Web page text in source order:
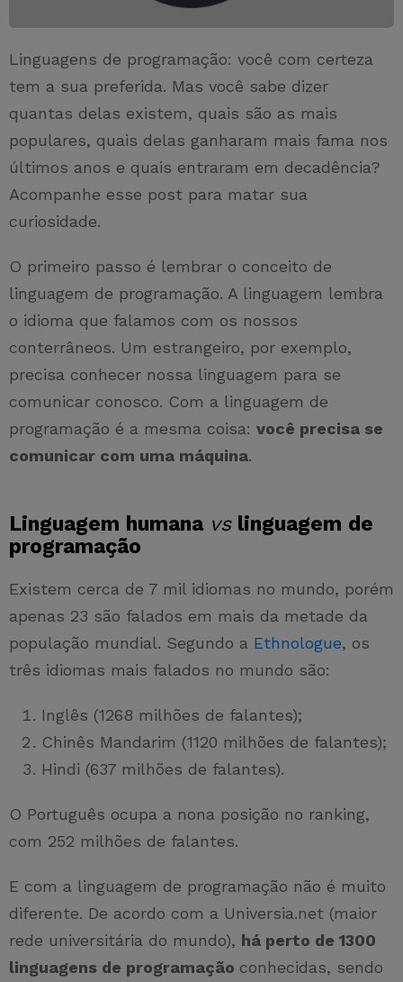
Linguagens de programação: você com certeza
tem a sua preferida. Mas você sabe dizer
quantas delas existem, quais são as mais
populares, quais delas ganharam mais fama nos
últimos anos e quais entraram em decadência?
Acompanhe esse post para matar sua
curiosidade.
O primeiro passo é lembrar o conceito de
linguagem de programação. A linguagem lembra
o idioma que falamos com os nossos
conterrâneos. Um estrangeiro, por exemplo,
precisa conhecer nossa linguagem para se
comunicar conosco. Com a linguagem de
programação é a mesma coisa: você precisa se
comunicar com uma máquina.
Linguagem humana vslinguagem de
programação
Existem cerca de 7 mil idiomas no mundo, porém
apenas 23 são falados em mais da metade da
população mundial. Segundo a Ethnologue, os
três idiomas mais falados no mundo são:
Inglês (1268 milhões de falantes);
Chinês Mandarim (1120 milhões de falantes);
Hindi (637 milhões de falantes).
O Português ocupa a nona posição no ranking,
com 252 milhões de falantes.
E com a linguagem de programação não é muito
diferente. De acordo com a Universia.net (maior
rede universitária do mundo), há perto de 1300
linguagens de programação conhecidas, sendo